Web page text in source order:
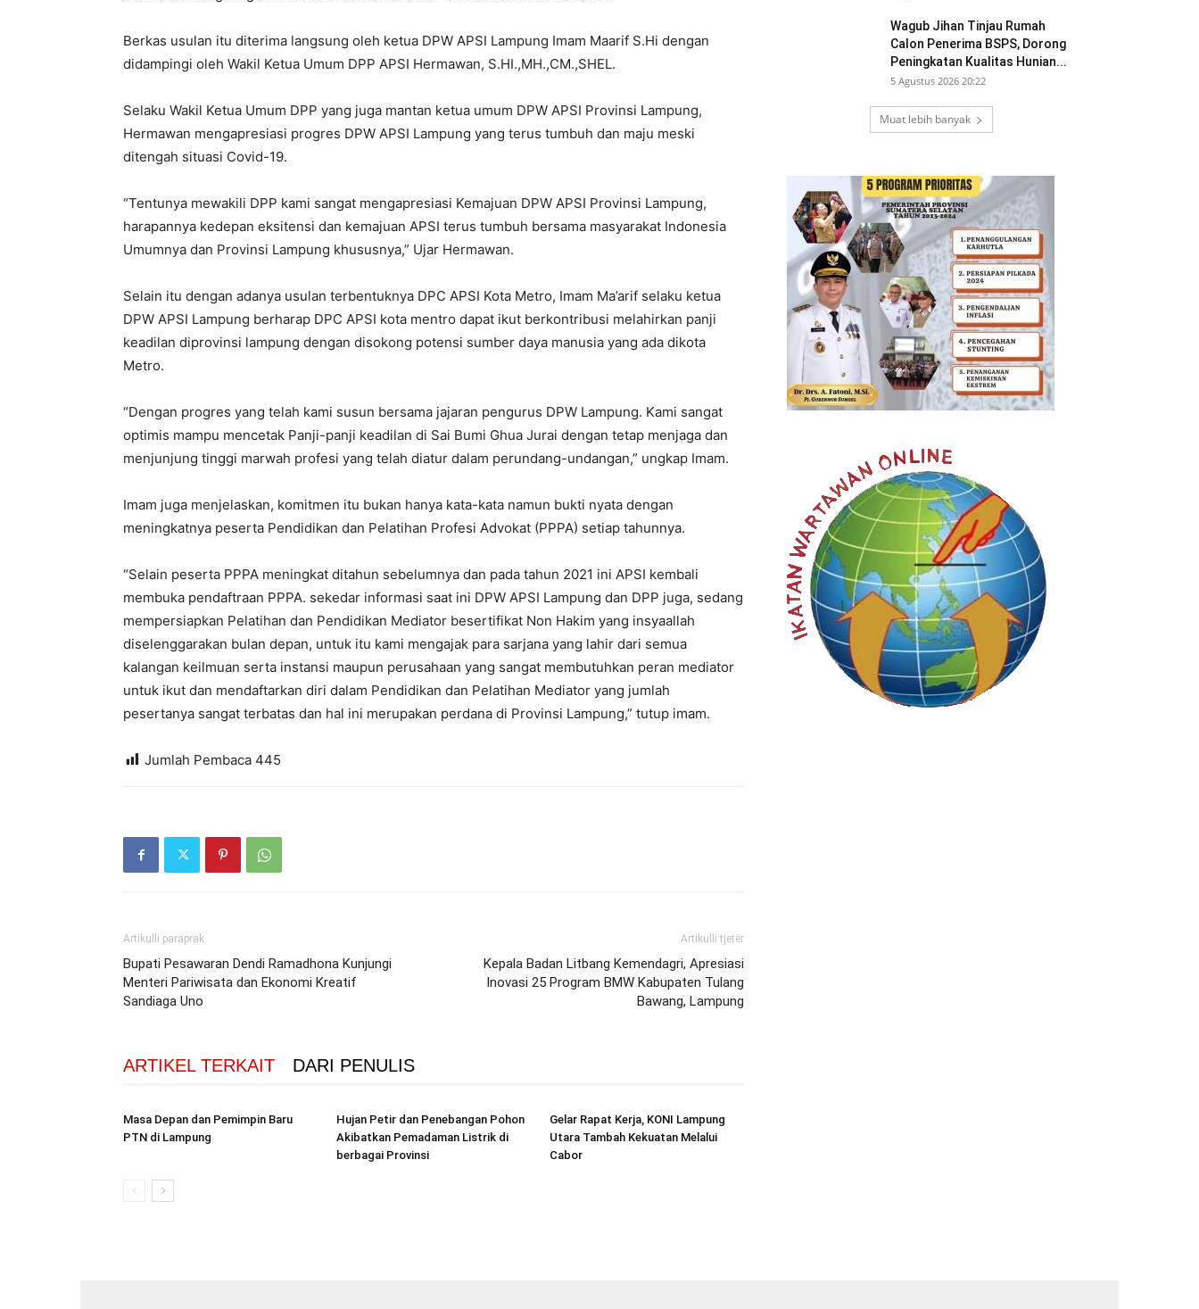
Berkas usulan itu diterima langsung oleh ketua DPW APSI Lampung Imam Maarif S.Hi dengan
didampingi oleh Wakil Ketua Umum DPP APSI Hermawan, S.HI.,MH.,CM.,SHEL.
Selaku Wakil Ketua Umum DPP yang juga mantan ketua umum DPW APSI Provinsi Lampung,
Hermawan mengapresiasi progres DPW APSI Lampung yang terus tumbuh dan maju meski
ditengah situasi Covid-19.
“Tentunya mewakili DPP kami sangat mengapresiasi Kemajuan DPW APSI Provinsi Lampung,
harapannya kedepan eksitensi dan kemajuan APSI terus tumbuh bersama masyarakat Indonesia
Umumnya dan Provinsi Lampung khususnya,” Ujar Hermawan.
Selain itu dengan adanya usulan terbentuknya DPC APSI Kota Metro, Imam Ma’arif selaku ketua
DPW APSI Lampung berharap DPC APSI kota mentro dapat ikut berkontribusi melahirkan panji
keadilan diprovinsi lampung dengan disokong potensi sumber daya manusia yang ada dikota
Metro.
“Dengan progres yang telah kami susun bersama jajaran pengurus DPW Lampung. Kami sangat
optimis mampu mencetak Panji-panji keadilan di Sai Bumi Ghua Jurai dengan tetap menjaga dan
menjunjung tinggi marwah profesi yang telah diatur dalam perundang-undangan,” ungkap Imam.
Imam juga menjelaskan, komitmen itu bukan hanya kata-kata namun bukti nyata dengan
meningkatnya peserta Pendidikan dan Pelatihan Profesi Advokat (PPPA) setiap tahunnya.
“Selain peserta PPPA meningkat ditahun sebelumnya dan pada tahun 2021 ini APSI kembali
membuka pendaftraan PPPA. sekedar informasi saat ini DPW APSI Lampung dan DPP juga, sedang
mempersiapkan Pelatihan dan Pendidikan Mediator besertifikat Non Hakim yang insyaallah
diselenggarakan bulan depan, untuk itu kami mengajak para sarjana yang lahir dari semua
kalangan keilmuan serta instansi maupun perusahaan yang sangat membutuhkan peran mediator
untuk ikut dan mendaftarkan diri dalam Pendidikan dan Pelatihan Mediator yang jumlah
pesertanya sangat terbatas dan hal ini merupakan perdana di Provinsi Lampung,” tutup imam.
Jumlah Pembaca 445
Artikulli paraprak
Bupati Pesawaran Dendi Ramadhona Kunjungi
Menteri Pariwisata dan Ekonomi Kreatif
Sandiaga Uno
Artikulli tjetër
Kepala Badan Litbang Kemendagri, Apresiasi
Inovasi 25 Program BMW Kabupaten Tulang
Bawang, Lampung
ARTIKEL TERKAIT DARI PENULIS
Masa Depan dan Pemimpin Baru
PTN di Lampung
Hujan Petir dan Penebangan Pohon
Akibatkan Pemadaman Listrik di
berbagai Provinsi
Gelar Rapat Kerja, KONI Lampung
Utara Tambah Kekuatan Melalui
Cabor
Wagub Jihan Tinjau Rumah
Calon Penerima BSPS, Dorong
Peningkatan Kualitas Hunian...
5 Agustus 2026 20:22
Muat lebih banyak